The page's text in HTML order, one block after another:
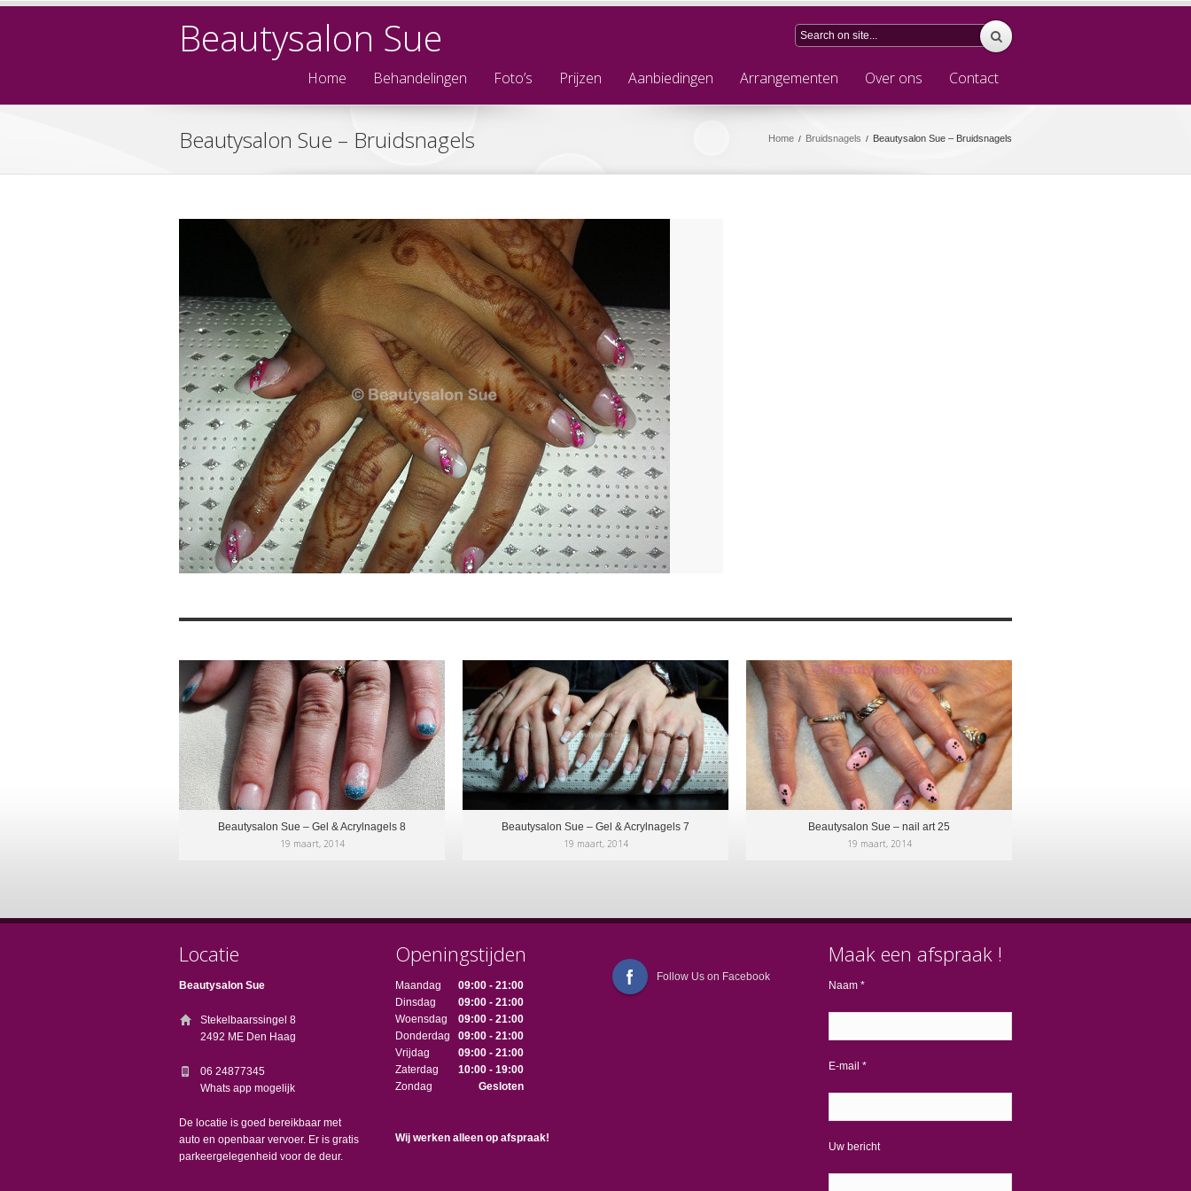
Beautysalon Sue
Home Behandelingen Foto’s Prijzen Aanbiedingen Arrangementen Over ons Contact
Beautysalon Sue – Bruidsnagels Home / Bruidsnagels / Beautysalon Sue – Bruidsnagels
Beautysalon Sue – Gel & Acrylnagels 8
19 maart, 2014
Beautysalon Sue – Gel & Acrylnagels 7
19 maart, 2014
Beautysalon Sue – nail art 25
19 maart, 2014
Locatie
Beautysalon Sue
Stekelbaarssingel 8
2492 ME Den Haag
06 24877345
Whats app mogelijk
De locatie is goed bereikbaar met
auto en openbaar vervoer. Er is gratis
parkeergelegenheid voor de deur.
Openingstijden
Maandag
09:00 - 21:00
Dinsdag
09:00 - 21:00
Woensdag
09:00 - 21:00
Donderdag
09:00 - 21:00
Vrijdag
09:00 - 21:00
Zaterdag
10:00 - 19:00
Zondag
Gesloten
Wij werken alleen op afspraak!
Follow Us on Facebook
Maak een afspraak !
Naam *
E-mail *
Uw bericht